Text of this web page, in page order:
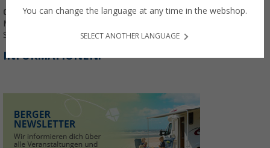
06. Oktober - 28. Februar:
Mo. - Fr.: 10:00 - 18:00 Uhr
Sa.: 10:00 - 16:00 Uhr
INFORMATIONEN:
You can change the language at any time in the webshop.
SELECT ANOTHER LANGUAGE